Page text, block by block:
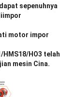
sepenuhnya
motor impor
HMS18/HO3 telah
mesin Cina.